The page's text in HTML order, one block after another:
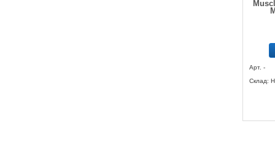
Арт. -
Склад: